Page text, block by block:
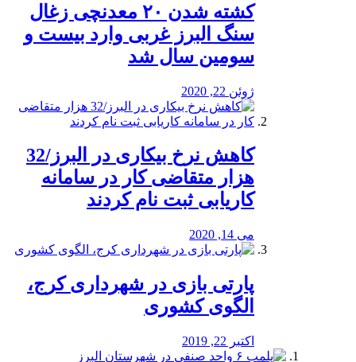
کشته شدن ۲۰ معدنچی زغال
سنگ البرز غربی وارد بیست و
سومین سال شد
ژوئن 22, 2020
کاهش نرخ بیکاری در البرز/32
هزار متقاضی کار در سامانه
کاریابی ثبت نام کردند
می 14, 2020
پارتی بازی در شهرداری کرج،
الگوی کشوری
اکتبر 22, 2019